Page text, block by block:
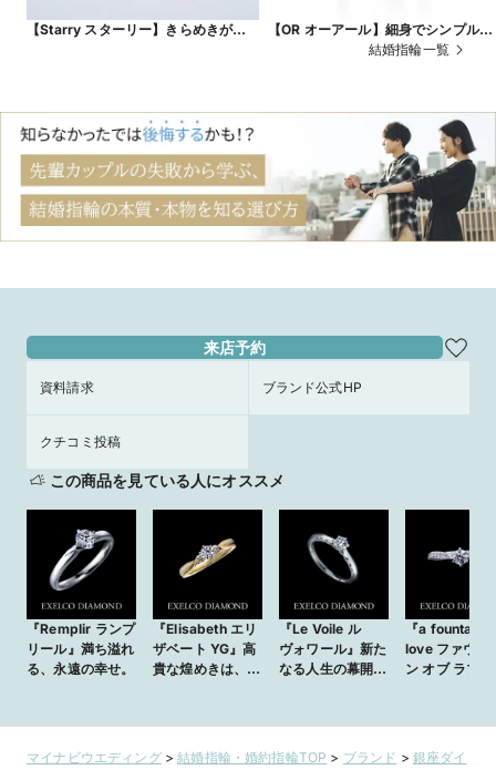
【Starry スターリー】きらめきがひ
【OR オーアール】細身でシンプルな
ストレートのマリッジリング
結婚指輪一覧
来店予約
資料請求 ブランド公式HP
クチコミ投稿
この商品を見ている人にオススメ
『Remplir ランプ
リール』満ち溢れ
る、永遠の幸せ。
『Elisabeth エリ
ザベート YG』高
貴な煌めきは、選
『Le Voile ル
ヴォワール』新た
なる人生の幕開
『a fountain
love ファウン
ン オブ ラブ』
マイナビウエディング>結婚指輪・婚約指輪TOP > ブランド > 銀座ダイ